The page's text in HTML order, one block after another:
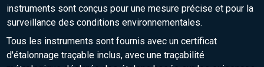
instruments sont conçus pour une mesure précise et pour la
surveillance des conditions environnementales.
Tous les instruments sont fournis avec un certificat
d'étalonnage traçable inclus, avec une traçabilité